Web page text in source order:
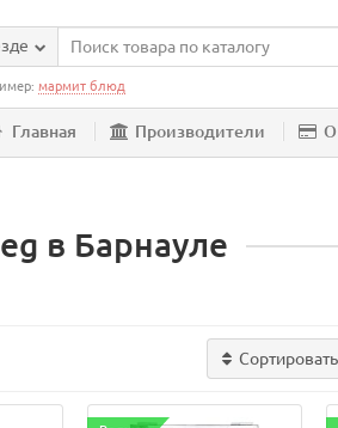
мармит блюд
Главная Производители О
в Барнауле